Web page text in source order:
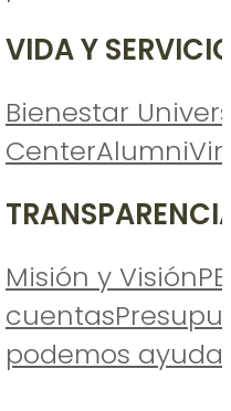
VIDA Y
Bienestar
CenterAlumni
Misión y Visión
cuentas
podemos